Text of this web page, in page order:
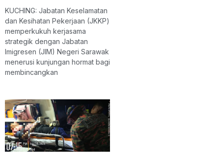
KUCHING: Jabatan Keselamatan
dan Kesihatan Pekerjaan (JKKP)
memperkukuh kerjasama
strategik dengan Jabatan
Imigresen (JIM) Negeri Sarawak
menerusi kunjungan hormat bagi
membincangkan